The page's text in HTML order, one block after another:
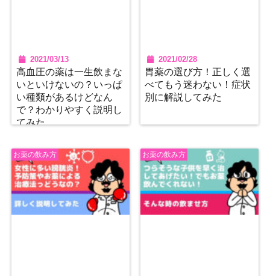
2021/03/13
高血圧の薬は一生飲まな
いといけないの？いっぱ
い種類があるけどなん
で？わかりやすく説明し
てみた
2021/02/28
胃薬の選び方！正しく選
べてもう迷わない！症状
別に解説してみた
お薬の飲み方 お薬の飲み方